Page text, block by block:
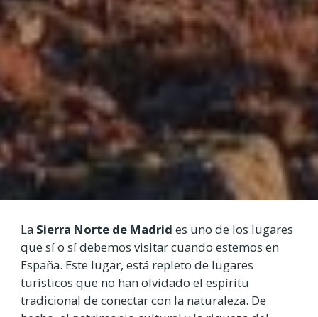
La Sierra Norte de Madrid es uno de los lugares
que sí o sí debemos visitar cuando estemos en
España. Este lugar, está repleto de lugares
turísticos que no han olvidado el espíritu
tradicional de conectar con la naturaleza. De